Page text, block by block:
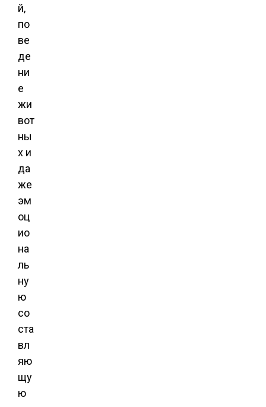
й,
по
ве
де
ни
е
жи
вот
ны
х и
да
же
эм
оц
ио
на
ль
ну
ю
со
ста
вл
яю
щу
ю